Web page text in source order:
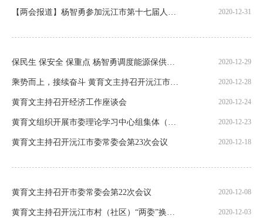
【两会报道】杨智勇参加沅江市第十七届人民代表大会第五次会议第七代表团分团讨论 2020-12-31
保民生 保安全 保重点 杨智勇调度能源保供及安全生产工作 2020-12-29
乘势而上，接续奋斗 黄育文主持召开沅江市委常委会2020年第25次会议 2020-12-28
黄育文主持召开经济工作座谈会 2020-12-24
黄育文组织开展市委理论学习中心组集体（扩大）学习 2020-12-23
黄育文主持召开沅江市委常委会第23次会议 2020-12-18
黄育文主持召开市委常委会第22次会议 2020-12-08
黄育文主持召开沅江市村（社区）“两委”换届选举工作座谈会 2020-12-03